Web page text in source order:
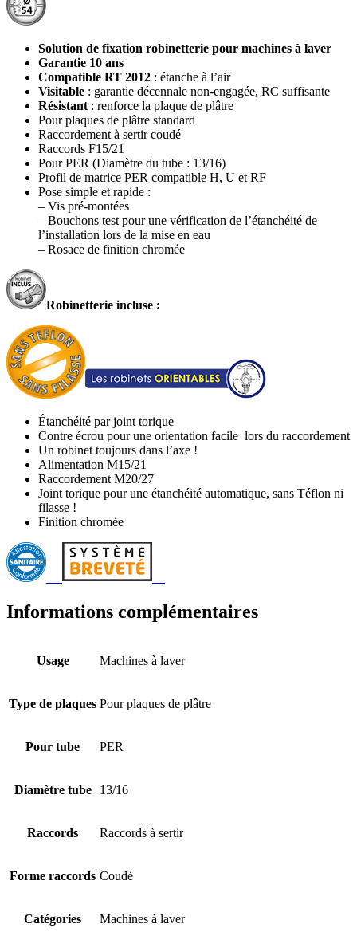
Solution de fixation robinetterie pour machines à laver
Garantie 10 ans
Compatible RT 2012 : étanche à l’air
Visitable : garantie décennale non-engagée, RC suffisante
Résistant : renforce la plaque de plâtre
Pour plaques de plâtre standard
Raccordement à sertir coudé
Raccords F15/21
Pour PER (Diamètre du tube : 13/16)
Profil de matrice PER compatible H, U et RF
Pose simple et rapide :
– Vis pré-montées
– Bouchons test pour une vérification de l’étanchéité de
l’installation lors de la mise en eau
– Rosace de finition chromée
Robinetterie incluse :
Étanchéité par joint torique
Contre écrou pour une orientation facile lors du raccordement
Un robinet toujours dans l’axe !
Alimentation M15/21
Raccordement M20/27
Joint torique pour une étanchéité automatique, sans Téflon ni
filasse !
Finition chromée
Informations complémentaires
Usage Machines à laver
Type de plaques Pour plaques de plâtre
Pour tube PER
Diamètre tube 13/16
Raccords Raccords à sertir
Forme raccords Coudé
Catégories Machines à laver